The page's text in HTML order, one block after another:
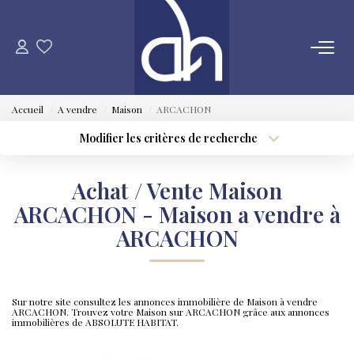
VENTE
GESTION LOCATIVE
QUI SOMMES NOUS
Accueil A vendre Maison ARCACHON
Modifier les critères de recherche
Sélectionnez...
Type de bien
Surface min
Plus de critères
Achat / Vente Maison
ARCACHON - Maison a vendre à
ARCACHON
Sur notre site consultez les annonces immobilière de Maison à vendre
ARCACHON. Trouvez votre Maison sur ARCACHON grâce aux annonces
immobilières de ABSOLUTE HABITAT.